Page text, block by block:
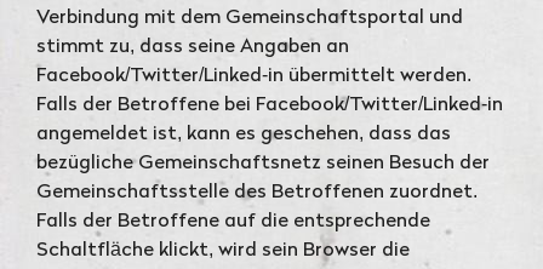
Verbindung mit dem Gemeinschaftsportal und
stimmt zu, dass seine Angaben an
Facebook/Twitter/Linked-in übermittelt werden.
Falls der Betroffene bei Facebook/Twitter/Linked-in
angemeldet ist, kann es geschehen, dass das
bezügliche Gemeinschaftsnetz seinen Besuch der
Gemeinschaftsstelle des Betroffenen zuordnet.
Falls der Betroffene auf die entsprechende
Schaltfläche klickt, wird sein Browser die